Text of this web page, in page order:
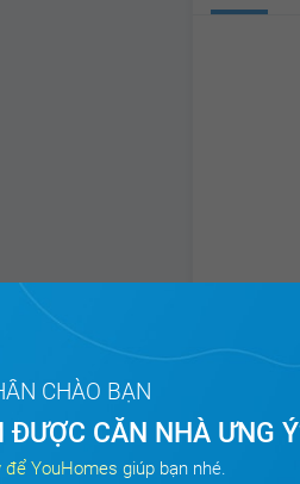
Tham
10.000
CHÀO BẠN
ĐƯỢC CĂN NHÀ ƯNG
YouHomes giúp bạn nhé.